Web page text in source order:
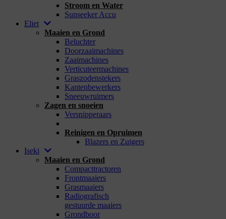
Stroom en Water
Sunseeker Accu
Eliet
Maaien en Grond
Beluchter
Doorzaaimachines
Zaaimachines
Verticuteermachines
Graszodenstekers
Kantenbewerkers
Sneeuwruimers
Zagen en snoeien
Versnipperaars
Reinigen en Opruimen
Blazers en Zuigers
Iseki
Maaien en Grond
Compacttractoren
Frontmaaiers
Grasmaaiers
Radiografisch
gestuurde maaiers
Grondboor